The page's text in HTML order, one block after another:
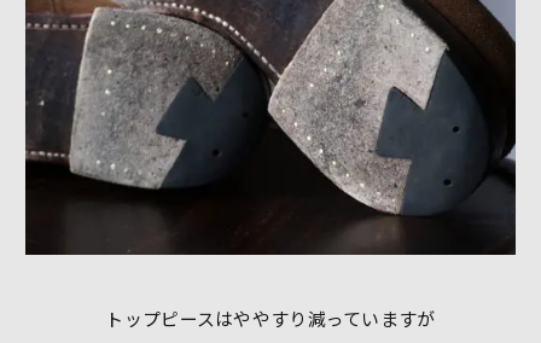
トップピースはややすり減っていますが